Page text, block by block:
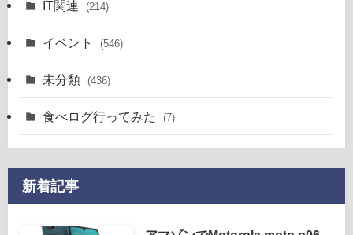
IT関連 (214)
イベント (546)
未分類 (436)
食べログ行ってみた (7)
新着記事